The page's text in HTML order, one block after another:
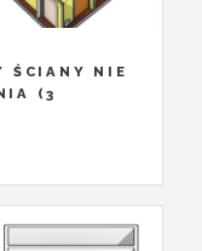
ŚCIANY NIE
(3